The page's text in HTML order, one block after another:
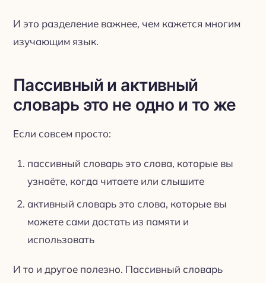
И это разделение важнее, чем кажется многим
изучающим язык.
Пассивный и активный
словарь это не одно и то же
Если совсем просто:
пассивный словарь это слова, которые вы
узнаёте, когда читаете или слышите
активный словарь это слова, которые вы
можете сами достать из памяти и
использовать
И то и другое полезно. Пассивный словарь